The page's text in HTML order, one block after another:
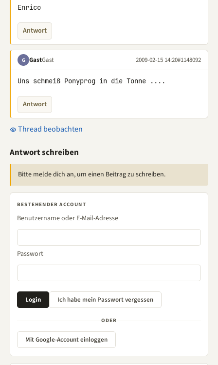
Enrico
Antwort
G GastGast 2009-02-15 14:20#1148092
Uns schmeiß Ponyprog in die Tonne ....
Antwort
Thread beobachten
Antwort schreiben
Bitte melde dich an, um einen Beitrag zu schreiben.
BESTEHENDER ACCOUNT
Benutzername oder E-Mail-Adresse
Passwort
ODER
Mit Google-Account einloggen